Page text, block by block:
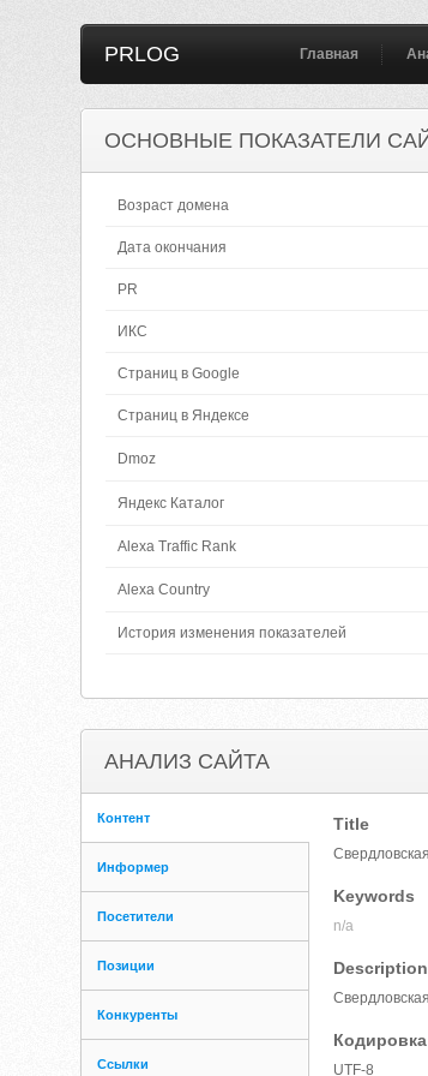
PRLOG Главная
ОСНОВНЫЕ ПОКАЗАТЕЛИ
Возраст домена
Дата окончания
PR
ИКС
Страниц в Google
Страниц в Яндексе
Dmoz
Яндекс Каталог
Alexa Traffic Rank
Alexa Country
История изменения показателей
АНАЛИЗ САЙТА
Контент
Информер
Посетители
Позиции
Конкуренты
Ссылки
Title
Keywords
n/a
Description
Кодировка
UTF-8